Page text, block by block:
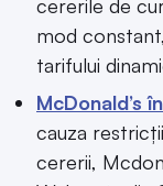
cererile de
mod
tarifului
McDonald’s
cauza
cererii,